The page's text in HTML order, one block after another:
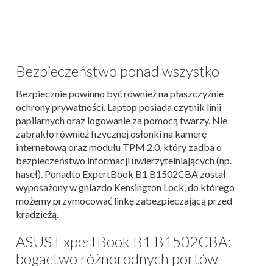
Bezpieczeństwo ponad wszystko
Bezpiecznie powinno być również na płaszczyźnie
ochrony prywatności. Laptop posiada czytnik linii
papilarnych oraz logowanie za pomocą twarzy. Nie
zabrakło również fizycznej osłonki na kamerę
internetową oraz modułu TPM 2.0, który zadba o
bezpieczeństwo informacji uwierzytelniających (np.
haseł). Ponadto ExpertBook B1 B1502CBA został
wyposażony w gniazdo Kensington Lock, do którego
możemy przymocować linkę zabezpieczającą przed
kradzieżą.
ASUS ExpertBook B1 B1502CBA:
bogactwo różnorodnych portów